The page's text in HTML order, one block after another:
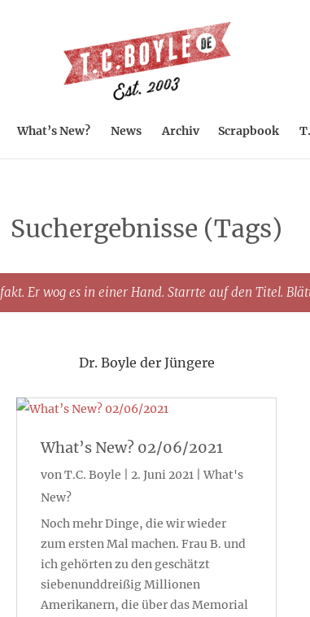
What’s New? News Archiv Scrapbook
Suchergebnisse (Tags)
Er wog es in einer Hand. Starrte auf den Titel.
Dr. Boyle der Jüngere
What’s New? 02/06/2021
vonT.C. Boyle 2. Juni 2021|What's
New?
Noch mehr Dinge, die wir wieder
zum ersten Mal machen. Frau B. und
ich gehörten zu den geschätzt
siebenunddreißig Millionen
Amerikanern, die über das Memorial